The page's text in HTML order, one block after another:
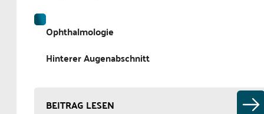
Ophthalmologie
Hinterer Augenabschnitt
BEITRAG LESEN